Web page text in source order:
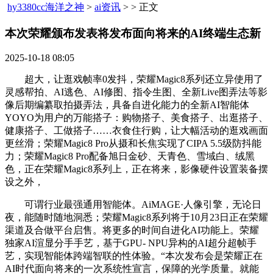
hy3380cc海洋之神 > ai资讯 > > 正文
本次荣耀颁布发表将发布面向将来的AI终端生态新​
2025-10-18 08:05
超大，让逛戏帧率0发抖，荣耀Magic8系列还立异使用了
灵感帮拍、AI逃色、AI修图、指令生图、全新Live图弄法等影
像后期编纂取拍摄弄法，具备自进化能力的全新AI智能体
YOYO为用户的万能搭子：购物搭子、美食搭子、出逛搭子、
健康搭子、工做搭子……衣食住行购，让大幅活动的逛戏画面
更丝滑；荣耀Magic8 Pro从摄和长焦实现了CIPA 5.5级防抖能
力；荣耀Magic8 Pro配备旭日金砂、天青色、雪域白、绒黑
色，正在荣耀Magic8系列上，正在将来，影像硬件设置装备摆
设之外，
可谓行业最强通用智能体。AiMAGE·人像引擎，无论日
夜，能随时随地洞悉；荣耀Magic8系列将于10月23日正在荣耀
渠道及合做平台启售。将更多的时间自进化AI功能上。荣耀
独家AI渲显分手手艺，基于GPU- NPU异构的AI超分超帧手
艺，实现智能体跨端智联的性体验。“本次发布会是荣耀正在
AI时代面向将来的一次系统性宣言，保障的光学质量。就能